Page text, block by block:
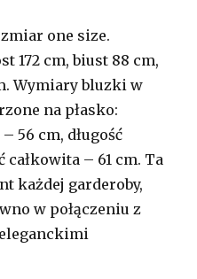
one size.
172 cm, biust 88 cm,
Wymiary bluzki w
na płasko:
56 cm, długość
całkowita – 61 cm. Ta
każdej garderoby,
w połączeniu z